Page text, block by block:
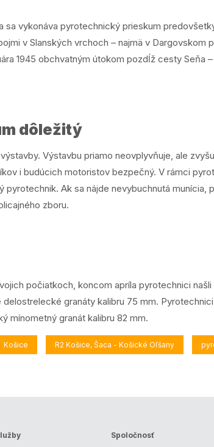
vykonáva pyrotechnický prieskum
v Slanských vrchoch – najmä v Dargovskom
1945 obchvatným útokom pozdĺž cesty Seňa
dôležitý
Výstavbu priamo neovplyvňuje, ale
i budúcich motoristov bezpečný. V rámci
Ak sa nájde nevybuchnutá
zboru.
počiatkoch, koncom apríla pyrotechnici
granáty kalibru 75 mm.
mínometný granát kalibru 82 mm.
Košice R2 Košice, Šaca - Košické Oľšany
Spoločnosť